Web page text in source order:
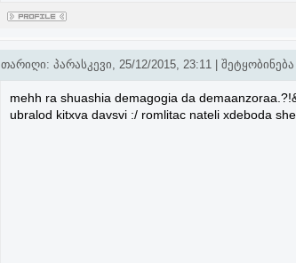
თარიღი: პარასკევი, 25/12/2015, 23:11 |
mehh ra shuashia demagogia da
ubralod kitxva davsvi :/ romlitac nateli xdeboda